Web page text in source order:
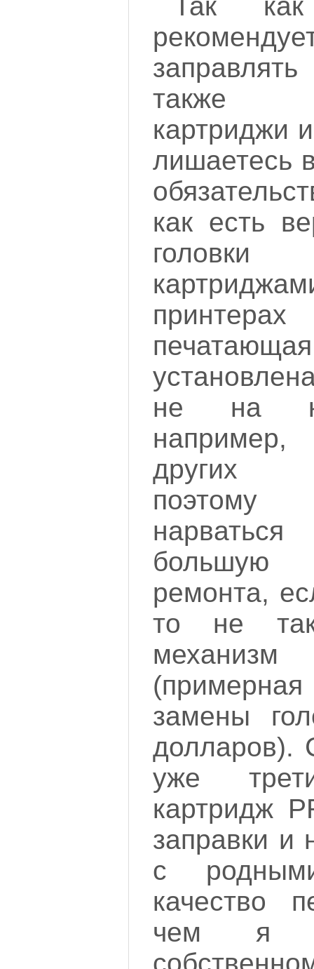
также
картриджи
лишаетесь
как есть
не на
других
поэтому
ремонта,
то не
замены
долларов).
уже
картридж
заправки и
с
качество
чем я